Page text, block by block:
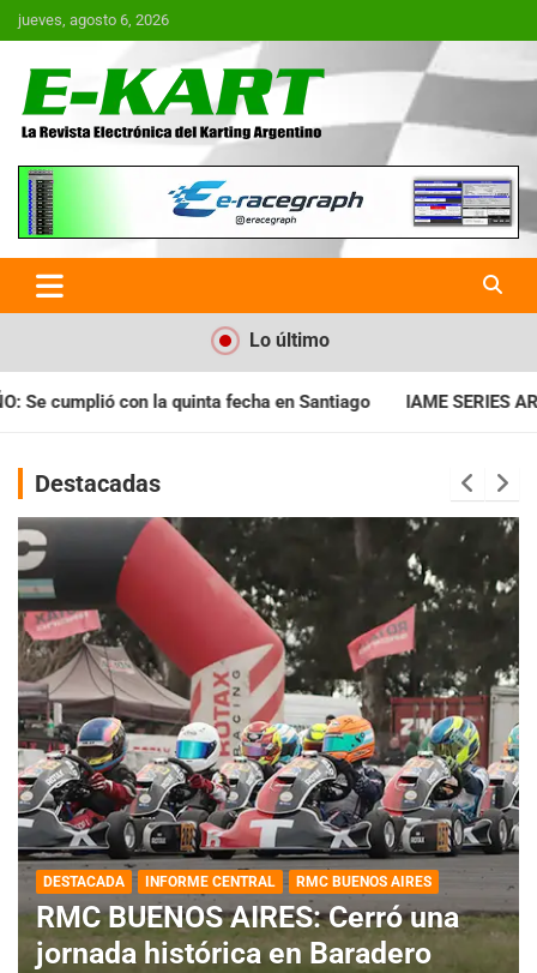
Saltar
al
jueves, agosto 6, 2026
E-Kart.com.ar | La Revista
Electrónica del Karting en
Argentina
Lo último
en Santiago IAME SERIES ARGENTINA: Horarios para la
Destacadas
DESTACADA INFORME CENTRAL RMC BUENOS AIRES
RMC BUENOS AIRES: Cerró una
jornada histórica en Baradero